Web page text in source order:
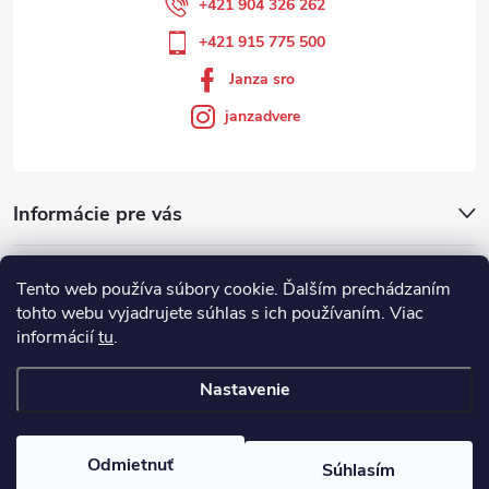
Tento web používa súbory cookie. Ďalším prechádzaním
tohto webu vyjadrujete súhlas s ich používaním. Viac
informáciítu.
Nastavenie
Odmietnuť Súhlasím
Informácie pre vás
+421 904 326 262
+421 915 775 500
Janza sro
janzadvere
Showroom
. Všetky práva vyhradené.